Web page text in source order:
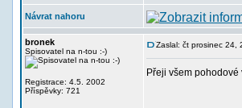
Návrat nahoru
bronek
Spisovatel na n-tou :-)
Registrace: 4.5. 2002
Příspěvky: 721
Zaslal: čt prosinec 24,
Přeji všem